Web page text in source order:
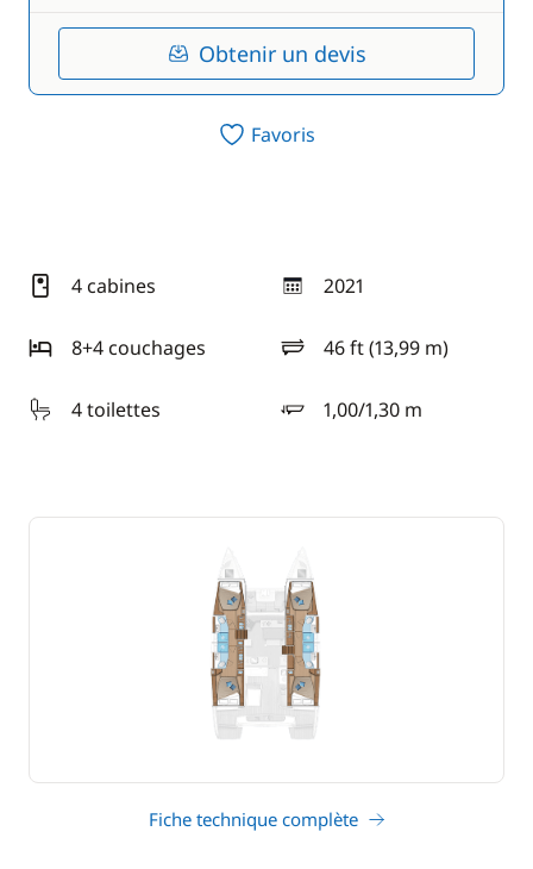
Obtenir un devis
Favoris
4 cabines 2021
année
8+4 couchages
46 ft (13,99 m)
longueur
4 toilettes
1,00/1,30 m
tirant d'eau
Fiche technique complète